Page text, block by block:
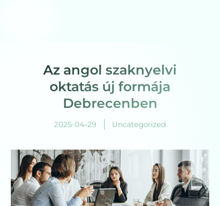
Az angol szaknyelvi
oktatás új formája
Debrecenben
2025-04-29 Uncategorized